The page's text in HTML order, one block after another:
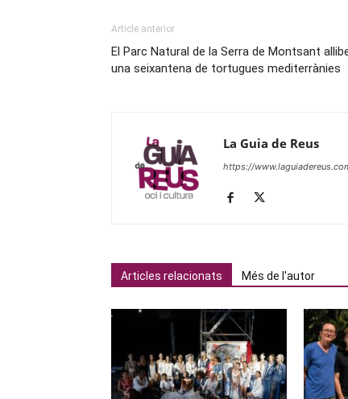
Article anterior
El Parc Natural de la Serra de Montsant
una seixantena de tortugues mediterrànies
La Guia de Reus
https://
Articles relacionats Més de l'autor